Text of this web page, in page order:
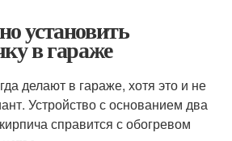
установить
в гараже
делают в гараже, хотя это и не
Устройство с основанием два
справится с обогревом